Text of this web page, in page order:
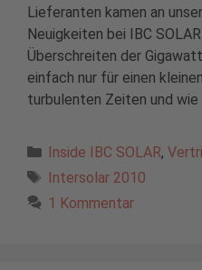
Lieferanten kamen an
Neuigkeiten bei IBC
Überschreiten der
einfach nur für einen
turbulenten Zeiten und
Kategorien
Inside IBC SOLAR,
Schlagwörter
Intersolar 2010
1 Kommentar